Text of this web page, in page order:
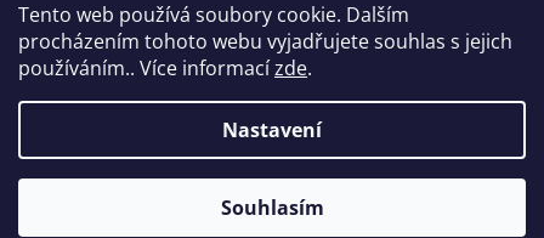
Tento web používá soubory cookie. Dalším
procházením tohoto webu vyjadřujete souhlas s jejich
používáním.. Více informacízde.
Nastavení
Souhlasím
Vytvořil Shoptet
Brahmashop.cz. Všechna práva vyhrazena.